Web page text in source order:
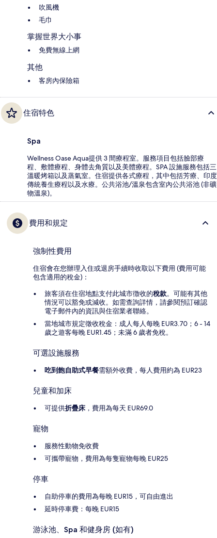
吹風機
毛巾
掌握世界大小事
免費無線上網
其他
客房內保險箱
住宿特色
Spa
Wellness Oase Aqua提供 3 間療程室。服務項目包括臉部療
程、敷體療程、身體去角質以及美體療程。SPA 設施服務包括三
溫暖烤箱以及蒸氣室。住宿提供各式療程，其中包括芳療、印度
傳統養生療程以及水療。公共浴池/溫泉包含室內公共浴池 (非礦
物溫泉)。
費用和規定
強制性費用
住宿會在您辦理入住或退房手續時收取以下費用 (費用可能
包含適用的稅金)：
旅客須在住宿地點支付此城市徴收的稅款。可能有其他
情況可以豁免或減收。如需查詢詳情，請參閱預訂確認
電子郵件內的資訊與住宿業者聯絡。
當地城市規定徵收稅金：成人每人每晚 EUR3.70；6 - 14
歲之遊客每晚 EUR1.45；未滿 6 歲者免稅。
可選設施服務
吃到飽自助式早餐需額外收費，每人費用約為 EUR23
兒童和加床
可提供折疊床 ，費用為每天 EUR69.0
寵物
服務性動物免收費
可攜帶寵物，費用為每隻寵物每晚 EUR25
停車
自助停車的費用為每晚 EUR15，可自由進出
延時停車費：每晚 EUR15
游泳池、Spa 和健身房 (如有)